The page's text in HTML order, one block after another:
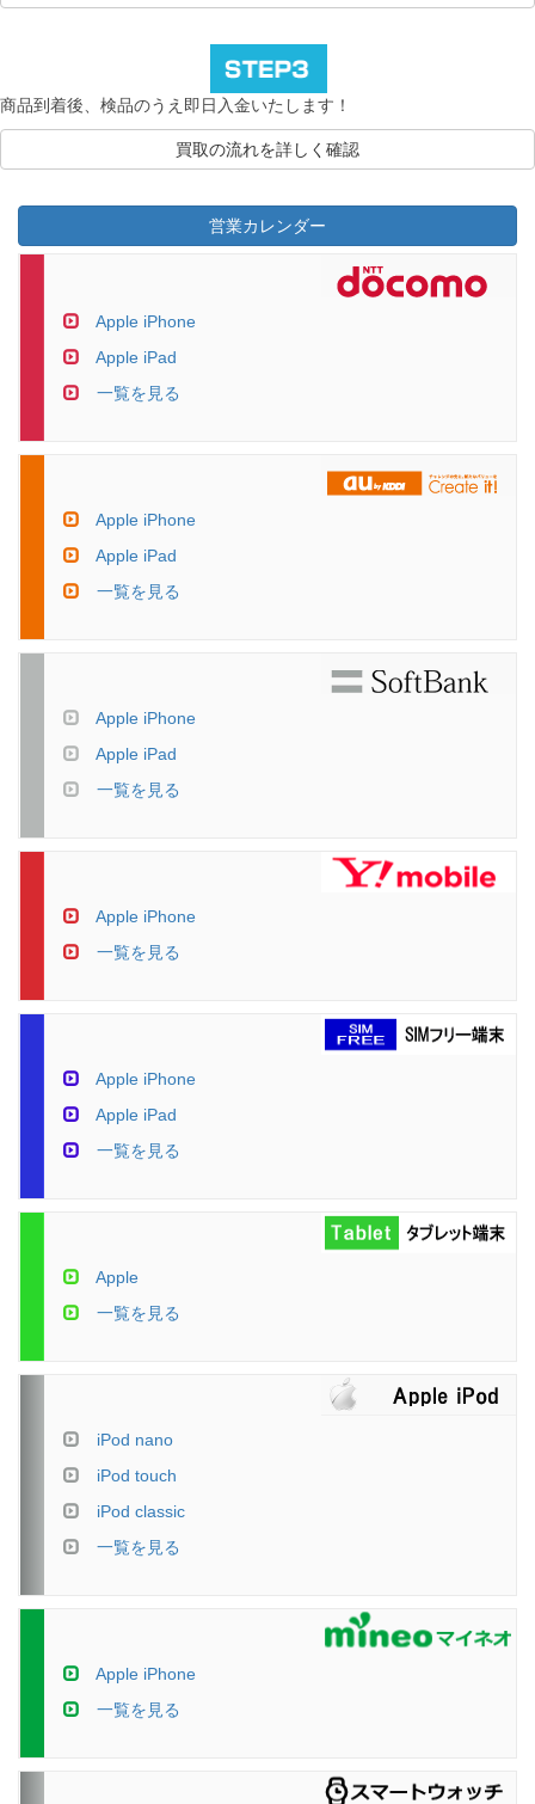
商品到着後、検品のうえ即日入金いたします！
買取の流れを詳しく確認
営業カレンダー
Apple iPhone
Apple iPad
一覧を見る
Apple iPhone
Apple iPad
一覧を見る
Apple iPhone
Apple iPad
一覧を見る
Apple iPhone
一覧を見る
Apple iPhone
Apple iPad
一覧を見る
Apple
一覧を見る
iPod nano
iPod touch
iPod classic
一覧を見る
Apple iPhone
一覧を見る